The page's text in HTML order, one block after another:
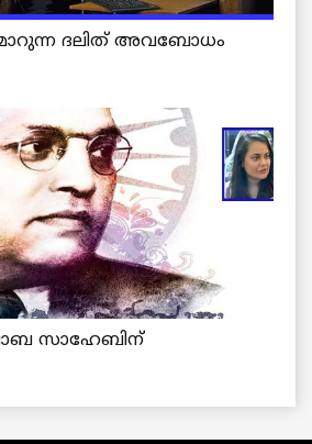
ദലിത് അവബോധം
സാഹേബിന്